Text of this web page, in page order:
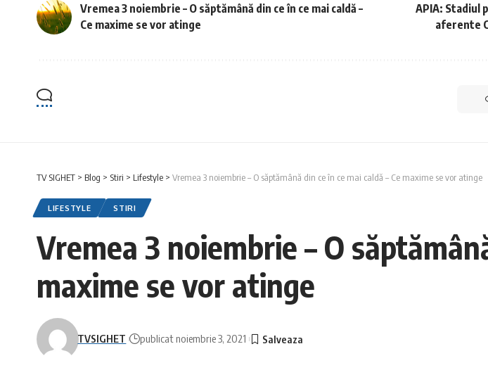
Vremea 3 noiembrie – O săptămână din ce în ce mai caldă –
Ce maxime se vor atinge
APIA: Stadiul
aferente
TV SIGHET > Blog > Stiri > Lifestyle > Vremea 3 noiembrie – O săptămână din ce în ce mai caldă – Ce maxime se vor atinge
LIFESTYLE STIRI
Vremea 3 noiembrie – O
maxime se vor atinge
TVSIGHET publicat noiembrie 3, 2021